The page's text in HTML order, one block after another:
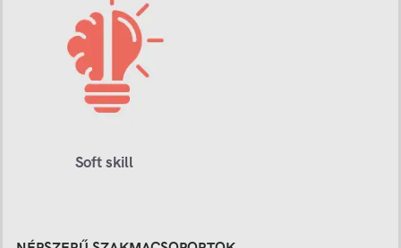
Soft skill